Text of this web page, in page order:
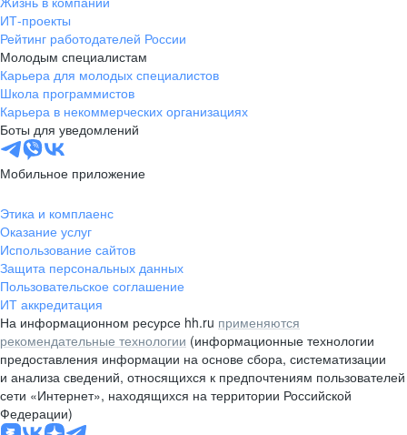
ИТ-проекты
Рейтинг работодателей России
Молодым специалистам
Карьера для молодых специалистов
Школа программистов
Карьера в некоммерческих организациях
Боты для уведомлений
Мобильное приложение
Этика и комплаенс
Оказание услуг
Использование сайтов
Защита персональных данных
Пользовательское соглашение
ИТ аккредитация
На информационном ресурсе hh.ru применяются
рекомендательные технологии (информационные технологии
предоставления информации на основе сбора, систематизации
и анализа сведений, относящихся к предпочтениям пользователей
сети «Интернет», находящихся на территории Российской
Федерации)